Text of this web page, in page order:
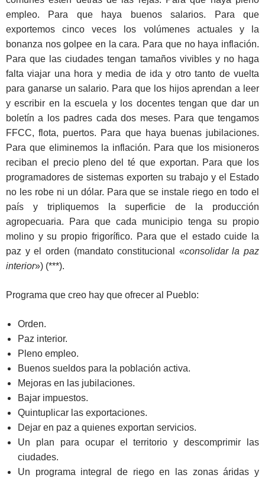
empleo. Para que haya buenos salarios. Para que
exportemos cinco veces los volúmenes actuales y la
bonanza nos golpee en la cara. Para que no haya inflación.
Para que las ciudades tengan tamaños vivibles y no haga
falta viajar una hora y media de ida y otro tanto de vuelta
para ganarse un salario. Para que los hijos aprendan a leer
y escribir en la escuela y los docentes tengan que dar un
boletín a los padres cada dos meses. Para que tengamos
FFCC, flota, puertos. Para que haya buenas jubilaciones.
Para que eliminemos la inflación. Para que los misioneros
reciban el precio pleno del té que exportan. Para que los
programadores de sistemas exporten su trabajo y el Estado
no les robe ni un dólar. Para que se instale riego en todo el
país y tripliquemos la superficie de la producción
agropecuaria. Para que cada municipio tenga su propio
molino y su propio frigorífico. Para que el estado cuide la
paz y el orden (mandato constitucional «consolidar la paz
interior») (***).
Programa que creo hay que ofrecer al Pueblo:
Orden.
Paz interior.
Pleno empleo.
Buenos sueldos para la población activa.
Mejoras en las jubilaciones.
Bajar impuestos.
Quintuplicar las exportaciones.
Dejar en paz a quienes exportan servicios.
Un plan para ocupar el territorio y descomprimir las
ciudades.
Un programa integral de riego en las zonas áridas y